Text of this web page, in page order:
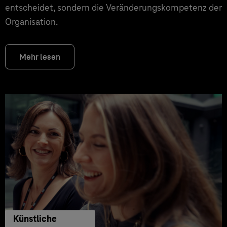
entscheidet, sondern die Veränderungskompetenz der
Organisation.
Mehr lesen
Künstliche